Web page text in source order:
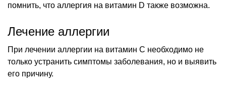
помнить, что аллергия на витамин D также возможна.
Лечение аллергии
При лечении аллергии на витамин C необходимо не
только устранить симптомы заболевания, но и выявить
его причину.